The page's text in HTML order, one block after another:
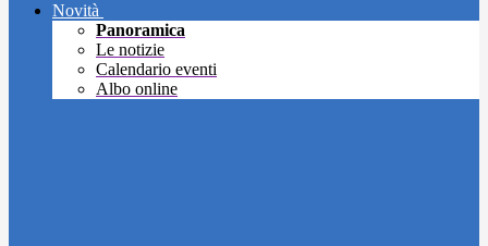
Novità
Panoramica
Le notizie
Calendario eventi
Albo online